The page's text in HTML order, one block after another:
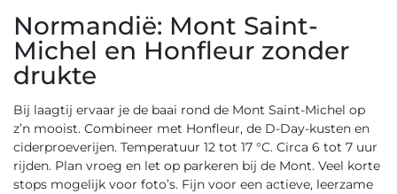
Normandië: Mont Saint-
Michel en Honfleur zonder
drukte
Bij laagtij ervaar je de baai rond de Mont Saint-Michel op
z’n mooist. Combineer met Honfleur, de D-Day-kusten en
ciderproeverijen. Temperatuur 12 tot 17 °C. Circa 6 tot 7 uur
rijden. Plan vroeg en let op parkeren bij de Mont. Veel korte
stops mogelijk voor foto’s. Fijn voor een actieve, leerzame